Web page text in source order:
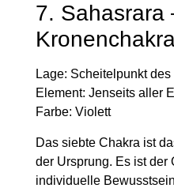
7. Sahasrara
Lage: Scheitelpunkt des
Element: Jenseits aller
Farbe: Violett
Das siebte Chakra ist
der Ursprung. Es ist der
individuelle